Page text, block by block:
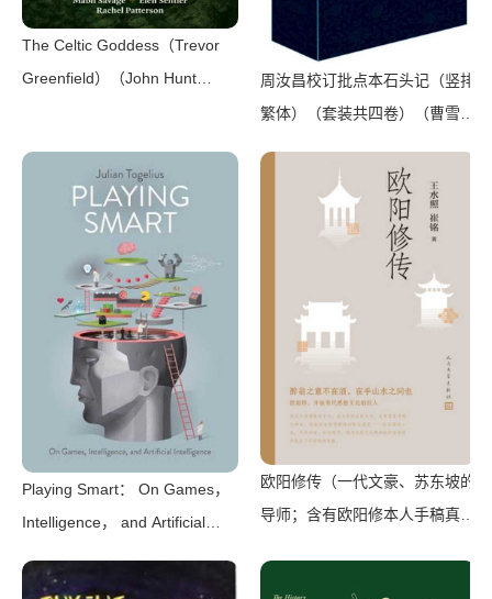
The Celtic Goddess（Trevor
Greenfield）（John Hunt
周汝昌校订批点本石头记（竖排
繁体）（套装共四卷）（曹雪
Playing Smart： On Games，
Intelligence， and Artificial
（The MIT Press 2019）
欧阳修传（一代文豪、苏东坡的
导师；含有欧阳修本人手稿真迹